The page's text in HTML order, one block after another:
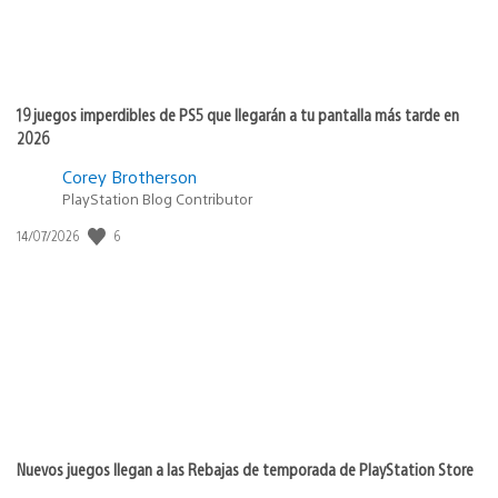
19 juegos imperdibles de PS5 que llegarán a tu pantalla más tarde en
2026
Corey Brotherson
PlayStation Blog Contributor
Fecha
14/07/2026 6
Nuevos juegos llegan a las Rebajas de temporada de PlayStation Store